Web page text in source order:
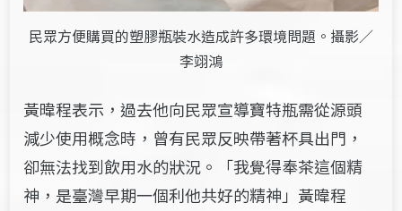
民眾方便購買的塑膠瓶裝水造成許多環境問題。攝影／
李翊鴻
黃暐程表示，過去他向民眾宣導寶特瓶需從源頭
減少使用概念時，曾有民眾反映帶著杯具出門，
卻無法找到飲用水的狀況。「我覺得奉茶這個精
神，是臺灣早期一個利他共好的精神」黃暐程